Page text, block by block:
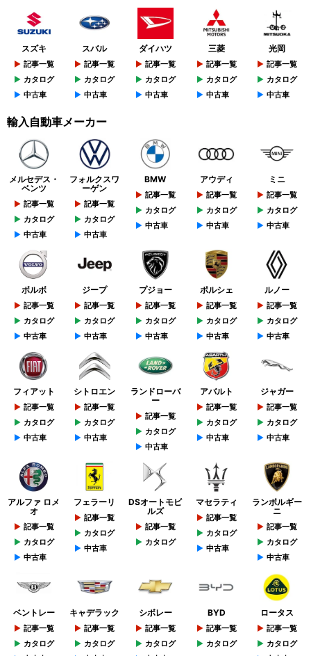
スズキ
記事一覧
カタログ
中古車
スバル
記事一覧
カタログ
中古車
ダイハツ
記事一覧
カタログ
中古車
三菱
記事一覧
カタログ
中古車
光岡
記事一覧
カタログ
中古車
輸入自動車メーカー
メルセデス・
ベンツ
記事一覧
カタログ
中古車
フォルクスワ
ーゲン
記事一覧
カタログ
中古車
BMW
記事一覧
カタログ
中古車
アウディ
記事一覧
カタログ
中古車
ミニ
記事一覧
カタログ
中古車
ボルボ
記事一覧
カタログ
中古車
ジープ
記事一覧
カタログ
中古車
プジョー
記事一覧
カタログ
中古車
ポルシェ
記事一覧
カタログ
中古車
ルノー
記事一覧
カタログ
中古車
フィアット
記事一覧
カタログ
中古車
シトロエン
記事一覧
カタログ
中古車
ランドローバ
ー
記事一覧
カタログ
中古車
アバルト
記事一覧
カタログ
中古車
ジャガー
記事一覧
カタログ
中古車
アルファ ロメ
オ
記事一覧
カタログ
中古車
フェラーリ
記事一覧
カタログ
中古車
DSオートモビ
ルズ
記事一覧
カタログ
マセラティ
記事一覧
カタログ
中古車
ランボルギー
ニ
記事一覧
カタログ
中古車
ベントレー
記事一覧
カタログ
キャデラック
記事一覧
カタログ
シボレー
記事一覧
カタログ
BYD
記事一覧
カタログ
ロータス
記事一覧
カタログ